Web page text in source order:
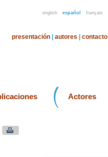
english español français
presentación autores contacto
Actores